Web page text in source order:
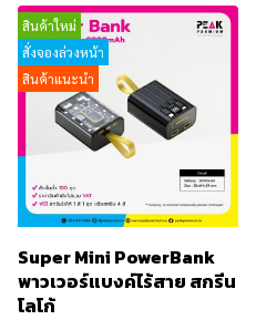
สินค้าใหม่
สั่งจองล่วงหน้า
สินค้าแนะนำ
Super Mini PowerBank
พาวเวอร์แบงค์ไร้สาย สกรีน
โลโก้